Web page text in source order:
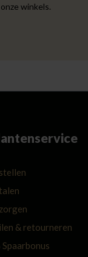
onze winkels.
& retourneren
Spaarbonus